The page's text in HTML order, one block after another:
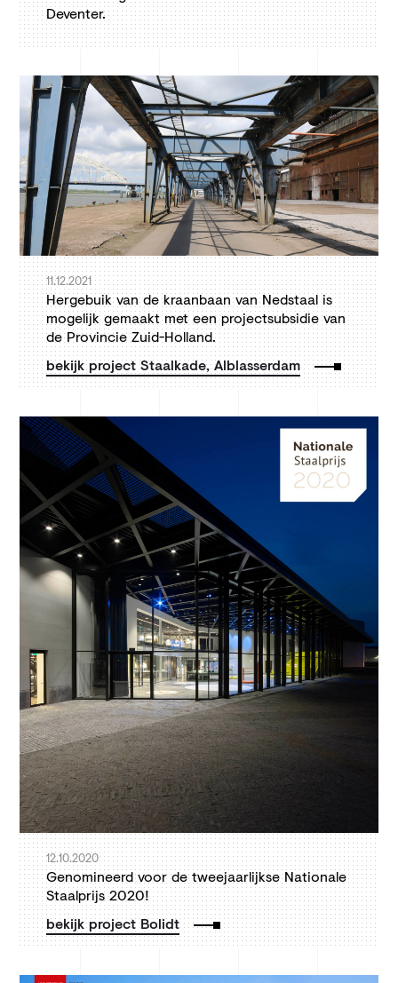
Deventer.
11.12.2021
Hergebuik van de kraanbaan van Nedstaal is
mogelijk gemaakt met een projectsubsidie van
de Provincie Zuid-Holland.
bekijk project Staalkade, Alblasserdam
12.10.2020
Genomineerd voor de tweejaarlijkse Nationale
Staalprijs 2020!
bekijk project Bolidt